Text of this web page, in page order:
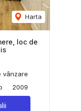
Harta
loc de
vânzare
2009